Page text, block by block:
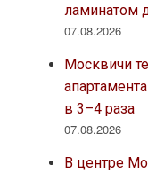
ламинатом
07.08.2026
Москвичи
в 3–4 раза
07.08.2026
В центре